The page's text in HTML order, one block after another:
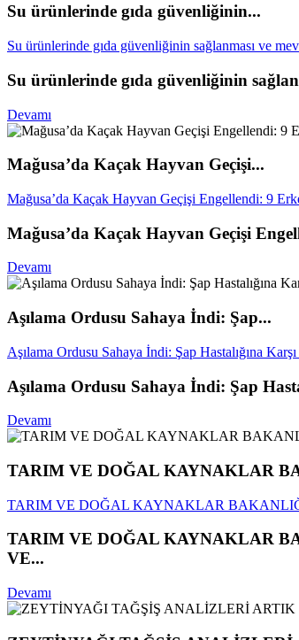
Su ürünlerinde gıda güvenliğinin...
Su ürünlerinde gıda güvenliğinin sağlanması ve
Su ürünlerinde gıda güvenliğinin
Devamı
Mağusa’da Kaçak Hayvan Geçişi...
Mağusa’da Kaçak Hayvan Geçişi Engellendi: 9
Mağusa’da Kaçak Hayvan Geçişi
Devamı
Aşılama Ordusu Sahaya İndi: Şap...
Aşılama Ordusu Sahaya İndi: Şap Hastalığına
Aşılama Ordusu Sahaya İndi: Şap
Devamı
TARIM VE DOĞAL KAYNAKLAR
TARIM VE DOĞAL KAYNAKLAR
TARIM VE DOĞAL KAYNAKLAR
VE...
Devamı